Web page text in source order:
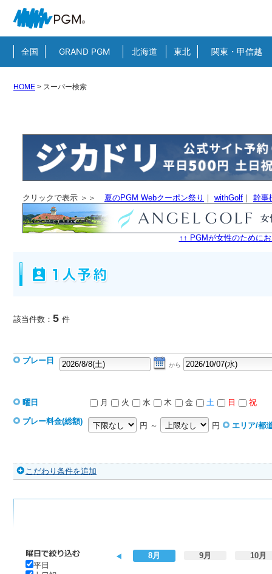
全国 GRAND PGM 北海道 東北 関東・甲信越
HOME > スーパー検索
クリックで表示 ＞＞ 夏のPGM Webクーポン祭り ｜ withGolf ｜ 幹事
↑↑ PGMが女性のために
該当件数： 5 件
プレー日 から
曜日 月 火 水 木 金 土 日 祝
プレー料金(総額) 円 ～ 円 エリア/都
こだわり条件を追加
平日
8月 9月 10月